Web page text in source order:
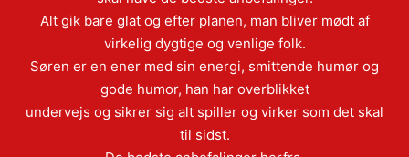
Alt gik bare glat og efter planen, man bliver mødt af
virkelig dygtige og venlige folk.
Søren er en ener med sin energi, smittende humør og
gode humor, han har overblikket
undervejs og sikrer sig alt spiller og virker som det skal
til sidst.